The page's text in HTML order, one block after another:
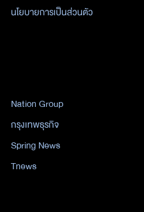
นโยบายการเป็นส่วนตัว
Nation Group
กรุงเทพธุรกิจ
Spring News
Tnews